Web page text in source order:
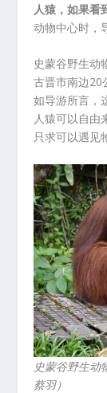
人猿，如果看
动物中心时，
史蒙谷野生动
古晋市南边20
如导游所言，
人猿可以自由
只求可以遇见
史蒙谷野生动
蔡羽）